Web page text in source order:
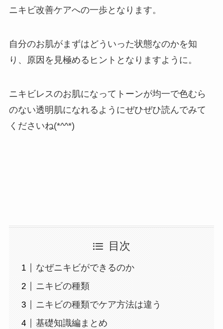
ニキビ改善ケアへの一歩となります。
自分のお肌がまずはどういった状態なのかを知
り、原因を見極めるヒントとなりますように。
ニキビレスのお肌になってトーンが均一で色むら
のない透明肌になれるようにぜひぜひ読んでみて
くださいね(*^^*)
目次
なぜニキビができるのか
ニキビの種類
ニキビの種類でケア方法は違う
基礎知識編まとめ